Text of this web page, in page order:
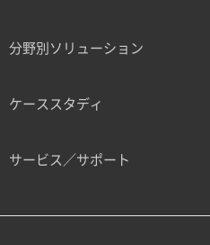
分野別ソリューション
ケーススタディ
サービス／サポート